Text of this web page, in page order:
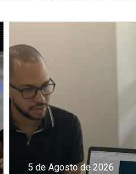
5 de Agosto de 2026